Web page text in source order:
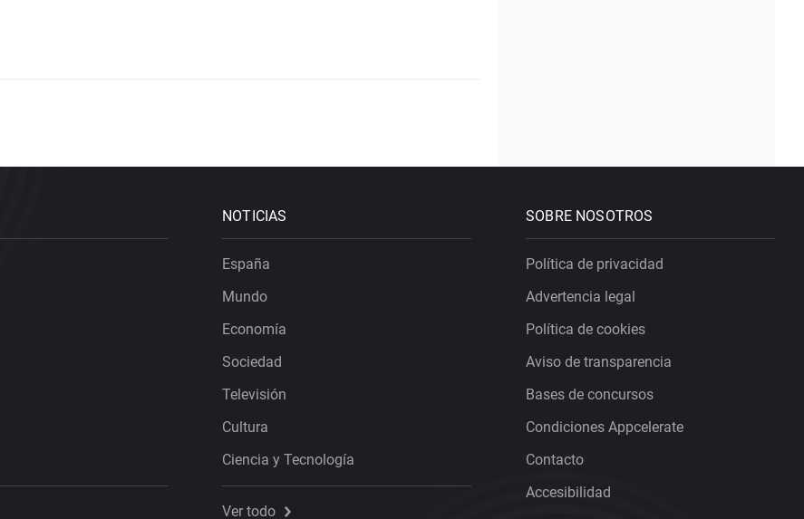
NOTICIAS
España
Mundo
Economía
Sociedad
Televisión
Cultura
Ciencia y Tecnología
Ver todo
SOBRE NOSOTROS
Política de privacidad
Advertencia legal
Política de cookies
Aviso de transparencia
Bases de concursos
Condiciones Appcelerate
Contacto
Accesibilidad